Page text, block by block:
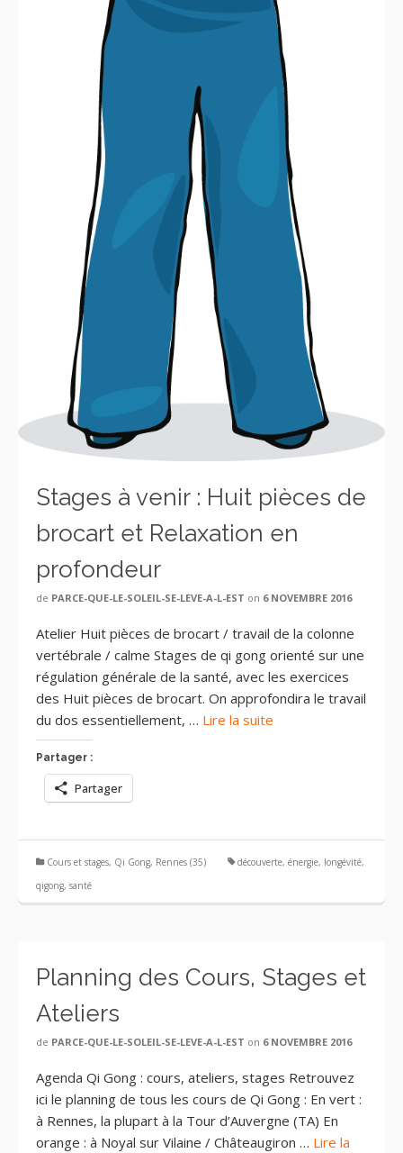
Stages à venir : Huit pièces de
brocart et Relaxation en
profondeur
de PARCE-QUE-LE-SOLEIL-SE-LEVE-A-L-EST on 6 NOVEMBRE 2016
Atelier Huit pièces de brocart / travail de la colonne
vertébrale / calme Stages de qi gong orienté sur une
régulation générale de la santé, avec les exercices
des Huit pièces de brocart. On approfondira le travail
du dos essentiellement, … Lire la suite
Partager :
Partager
Cours et stages, Qi Gong, Rennes (35) découverte, énergie, longévité,
qigong, santé
Planning des Cours, Stages et
Ateliers
de PARCE-QUE-LE-SOLEIL-SE-LEVE-A-L-EST on 6 NOVEMBRE 2016
Agenda Qi Gong : cours, ateliers, stages Retrouvez
ici le planning de tous les cours de Qi Gong : En vert :
à Rennes, la plupart à la Tour d’Auvergne (TA) En
orange : à Noyal sur Vilaine / Châteaugiron … Lire la